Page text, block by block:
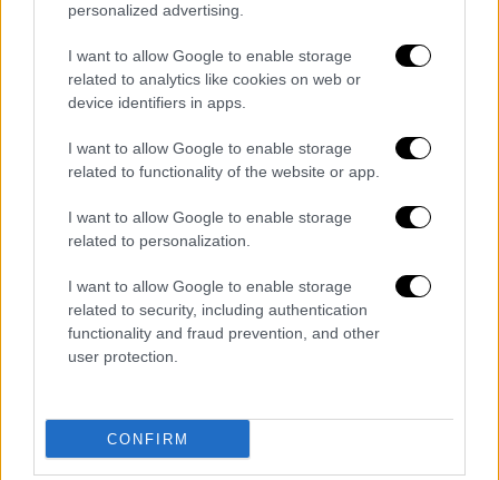
personalized advertising.
I want to allow Google to enable storage
related to analytics like cookies on web or
device identifiers in apps.
I want to allow Google to enable storage
related to functionality of the website or app.
I want to allow Google to enable storage
related to personalization.
I want to allow Google to enable storage
related to security, including authentication
functionality and fraud prevention, and other
user protection.
CONFIRM
ARTICOLI CORRELATI